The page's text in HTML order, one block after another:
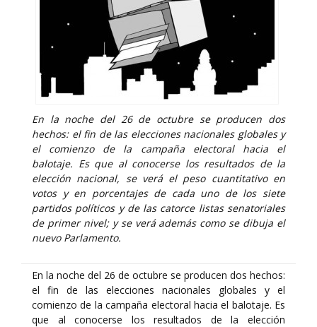
En la noche del 26 de octubre se producen dos
hechos: el fin de las elecciones nacionales globales y
el comienzo de la campaña electoral hacia el
balotaje. Es que al conocerse los resultados de la
elección nacional, se verá el peso cuantitativo en
votos y en porcentajes de cada uno de los siete
partidos políticos y de las catorce listas senatoriales
de primer nivel; y se verá además como se dibuja el
nuevo Parlamento.
En la noche del 26 de octubre se producen dos hechos:
el fin de las elecciones nacionales globales y el
comienzo de la campaña electoral hacia el balotaje. Es
que al conocerse los resultados de la elección